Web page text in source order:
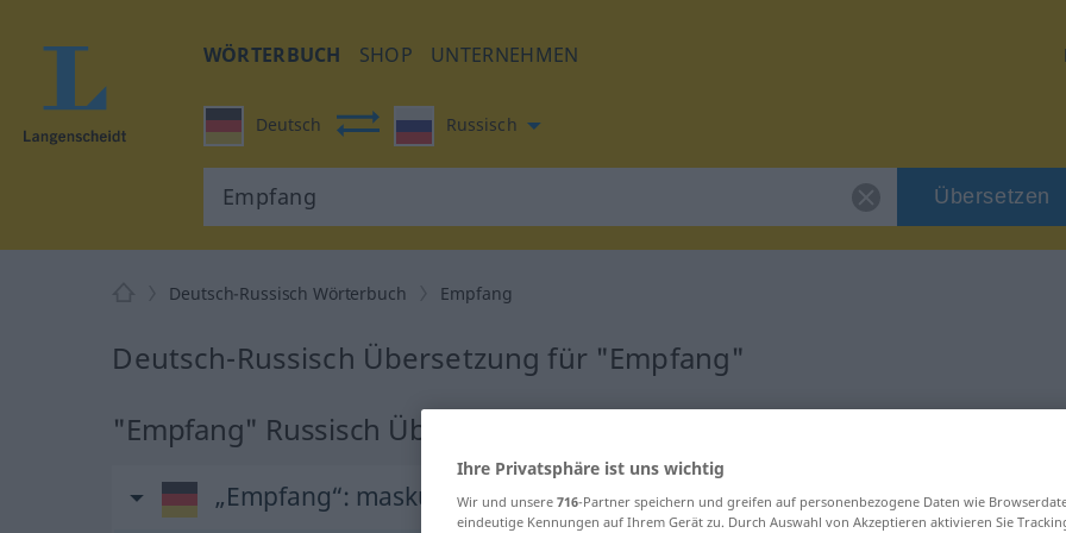
WÖRTERBUCH SHOP UNTERNEHMEN
Deutsch Russisch
Übersetzen
Deutsch-Russisch Wörterbuch Empfang
Deutsch-Russisch Übersetzung für "Empfang"
"Empfang" Russisch Übersetzung
„Empfang“: maskulin
Ihre Privatsphäre ist uns wichtig
Wir und unsere 716-Partner speichern und greifen auf personenbezogene Daten wie
eindeutige Kennungen auf Ihrem Gerät zu. Durch Auswahl von Akzeptieren aktivieren Sie